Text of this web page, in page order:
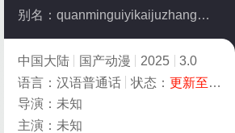
别名：quanminguiyikaijuzhangwolingyuangou
中国大陆 国产动漫 2025
3.0
语言： 汉语普通话 状态： 更新至188集
导演： 未知
主演： 未知